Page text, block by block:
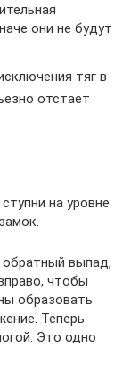
они не будут
тяг в
отстает
на уровне
обратный выпад,
чтобы
образовать
Теперь
Это одно